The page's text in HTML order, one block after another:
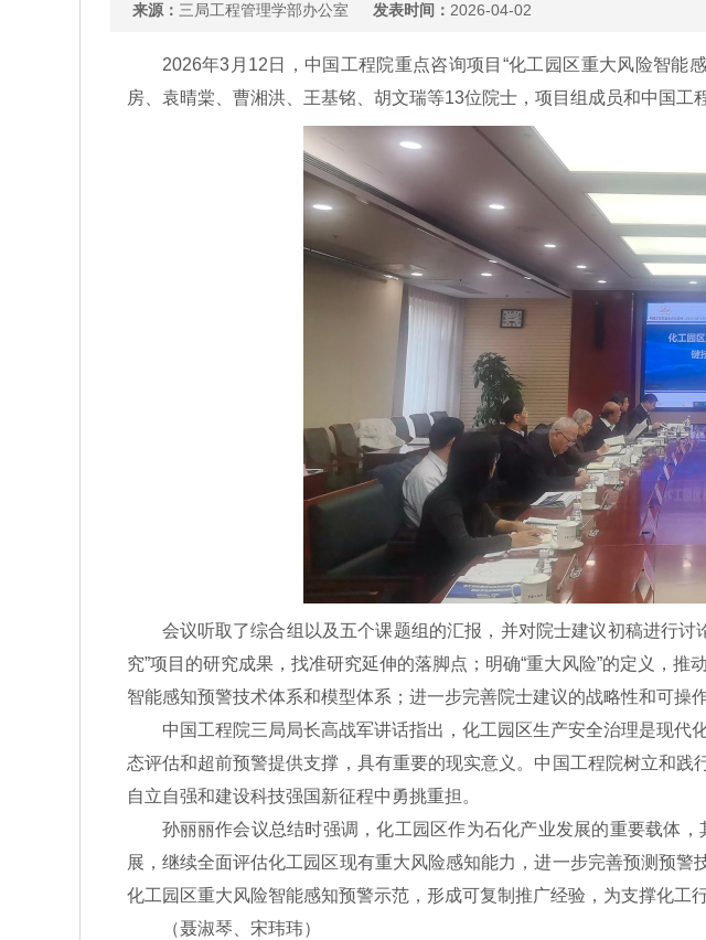
来源： 三局工程管理学部办公室 发表时间： 2026-04-02
2026年3月12日，中国工程院重点咨询项目“化工园区重大风险智能
房、袁晴棠、曹湘洪、王基铭、胡文瑞等13位院士，项目组成员和中国工
会议听取了综合组以及五个课题组的汇报，并对院士建议初稿进行
究”项目的研究成果，找准研究延伸的落脚点；明确“重大风险”的定义，
智能感知预警技术体系和模型体系；进一步完善院士建议的战略性和可操
中国工程院三局局长高战军讲话指出，化工园区生产安全治理是现
态评估和超前预警提供支撑，具有重要的现实意义。中国工程院树立和
自立自强和建设科技强国新征程中勇挑重担。
孙丽丽作会议总结时强调，化工园区作为石化产业发展的重要载体
展，继续全面评估化工园区现有重大风险感知能力，进一步完善预测预
化工园区重大风险智能感知预警示范，形成可复制推广经验，为支撑化工
（聂淑琴、宋玮玮）